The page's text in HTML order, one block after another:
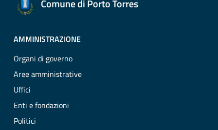
Comune di Porto Torres
AMMINISTRAZIONE
Organi di governo
Aree amministrative
Uffici
Enti e fondazioni
Politici